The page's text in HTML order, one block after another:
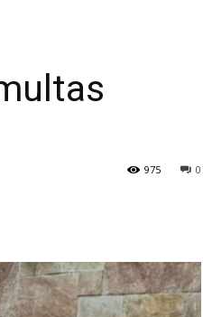
0
975